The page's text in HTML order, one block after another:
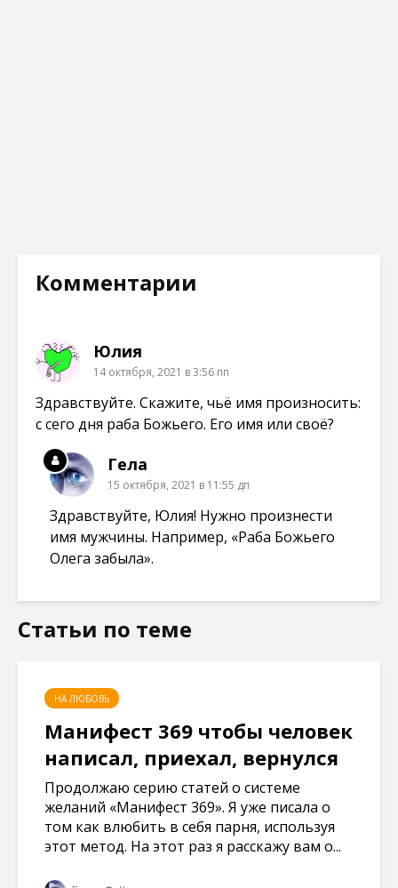
Комментарии
Юлия
14 октября, 2021 в 3:56 пп
Здравствуйте. Скажите, чьё имя произносить:
с сего дня раба Божьего. Его имя или своё?
Гела
15 октября, 2021 в 11:55 дп
Здравствуйте, Юлия! Нужно произнести
имя мужчины. Например, «Раба Божьего
Олега забыла».
Статьи по теме
НА ЛЮБОВЬ
Манифест 369 чтобы человек
написал, приехал, вернулся
Продолжаю серию статей о системе
желаний «Манифест 369». Я уже писала о
том как влюбить в себя парня, используя
этот метод. На этот раз я расскажу вам о...